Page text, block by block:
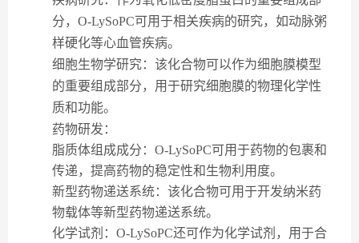
分，O-LySoPC可用于相关疾病的研究，如动脉粥
样硬化等心血管疾病。
细胞生物学研究：该化合物可以作为细胞膜模型
的重要组成部分，用于研究细胞膜的物理化学性
质和功能。
药物研发 ：
脂质体组成成分 ：O-LySoPC可用于药物的包裹和
传递，提高药物的稳定性和生物利用度。
新型药物递送系统：该化合物可用于开发纳米药
物载体等新型药物递送系统。
化学试剂 ：O-LySoPC还可作为化学试剂，用于合